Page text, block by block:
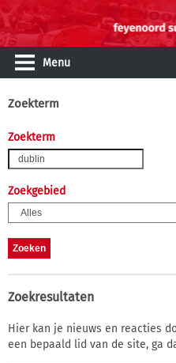
Menu
Zoekterm
Zoekterm
Zoekgebied
Zoekresultaten
Hier kan je nieuws en reacties
een bepaald lid van de site, ga